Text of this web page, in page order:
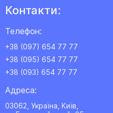
Контакти:
Телефон:
+38 (097) 654 77 77
+38 (095) 654 77 77
+38 (093) 654 77 77
Адреса:
03062, Україна, Київ,